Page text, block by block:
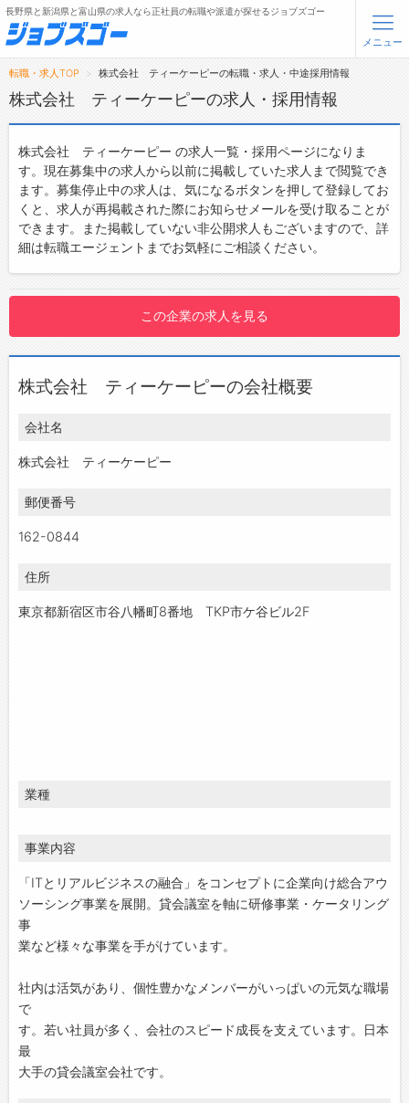
無料会員登録 ログイン
メニュー
トップ
詳細情報で求人を探す
転職支援サービスについて
転職ノウハウ(応募書類の書き方・面接対策など)
お問い合わせ
よくあるご質問
長野県と新潟県と富山県の求人なら正社員の転職や派遣が探せるジョブズゴー
メニュー
転職・求人TOP 株式会社 ティーケーピーの転職・求人・中途採用情報
株式会社 ティーケーピーの求人・採用情報
株式会社 ティーケーピー の求人一覧・採用ページになりま
す。現在募集中の求人から以前に掲載していた求人まで閲覧でき
ます。募集停止中の求人は、気になるボタンを押して登録してお
くと、求人が再掲載された際にお知らせメールを受け取ることが
できます。また掲載していない非公開求人もございますので、詳
細は転職エージェントまでお気軽にご相談ください。
この企業の求人を見る
株式会社 ティーケーピーの会社概要
会社名
株式会社 ティーケーピー
郵便番号
162-0844
住所
東京都新宿区市谷八幡町8番地 TKP市ケ谷ビル2F
業種
事業内容
「ITとリアルビジネスの融合」をコンセプトに企業向け総合アウ
ソーシング事業を展開。貸会議室を軸に研修事業・ケータリング
事
業など様々な事業を手がけています。
社内は活気があり、個性豊かなメンバーがいっぱいの元気な職場
で
す。若い社員が多く、会社のスピード成長を支えています。日本
最
大手の貸会議室会社です。